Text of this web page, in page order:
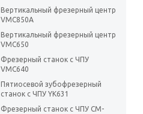
Вертикальный фрезерный центр
VMC850A
Вертикальный фрезерный центр
VMC650
Фрезерный станок с ЧПУ
VMC640
Пятиосевой зубофрезерный
станок с ЧПУ YK631
Фрезерный станок с ЧПУ CM-